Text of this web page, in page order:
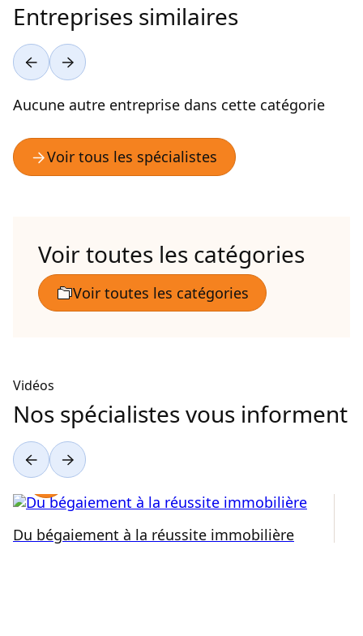
Entreprises similaires
Aucune autre entreprise dans cette catégorie
Voir toutes les catégories
Vidéos
Nos spécialistes vous informent
Du bégaiement à la réussite immobilière